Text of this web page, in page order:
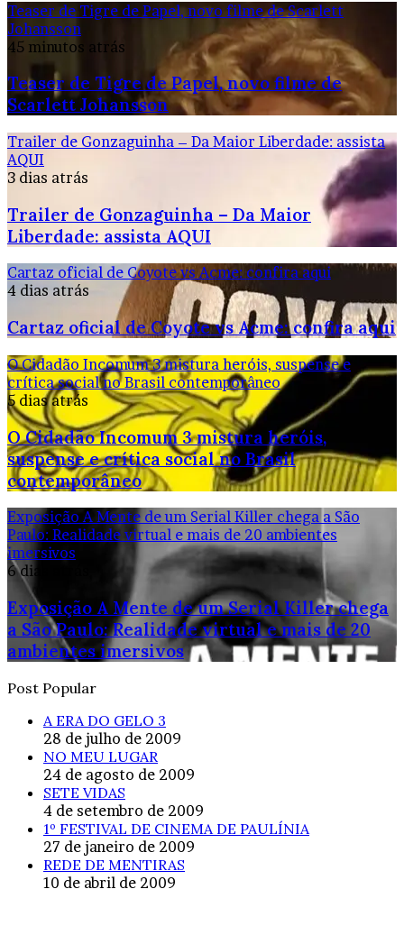
Teaser de Tigre de Papel, novo filme de Scarlett
Johansson
45 minutos atrás
Teaser de Tigre de Papel, novo filme de
Scarlett Johansson
Trailer de Gonzaguinha – Da Maior Liberdade: assista
AQUI
3 dias atrás
Trailer de Gonzaguinha – Da Maior
Liberdade: assista AQUI
Cartaz oficial de Coyote vs Acme: confira aqui
4 dias atrás
Cartaz oficial de Coyote vs Acme: confira aqui
O Cidadão Incomum 3 mistura heróis, suspense e
crítica social no Brasil contemporâneo
5 dias atrás
O Cidadão Incomum 3 mistura heróis,
suspense e crítica social no Brasil
contemporâneo
Exposição A Mente de um Serial Killer chega a São
Paulo: Realidade virtual e mais de 20 ambientes
imersivos
6 dias atrás
Exposição A Mente de um Serial Killer chega
a São Paulo: Realidade virtual e mais de 20
ambientes imersivos
Post Popular
A ERA DO GELO 3
28 de julho de 2009
NO MEU LUGAR
24 de agosto de 2009
SETE VIDAS
4 de setembro de 2009
1º FESTIVAL DE CINEMA DE PAULÍNIA
27 de janeiro de 2009
REDE DE MENTIRAS
10 de abril de 2009